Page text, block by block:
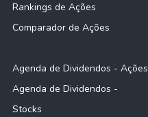
Rankings de Ações
Comparador de Ações
Agenda de Dividendos - Ações
Agenda de Dividendos -
Stocks